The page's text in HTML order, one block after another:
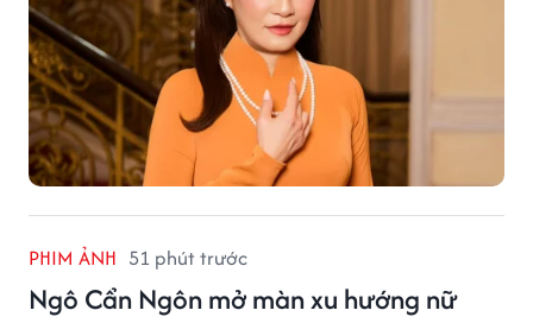
PHIM ẢNH 51 phút trước
Ngô Cẩn Ngôn mở màn xu hướng nữ